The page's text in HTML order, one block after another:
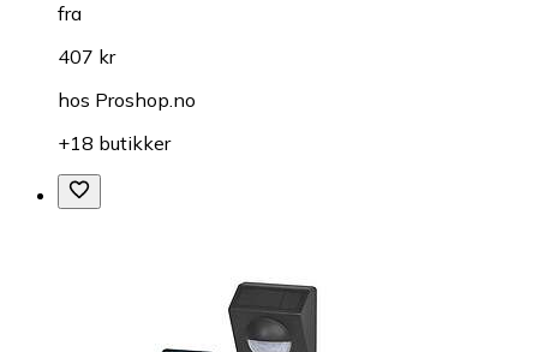
fra
407 kr
hos Proshop.no
+18 butikker